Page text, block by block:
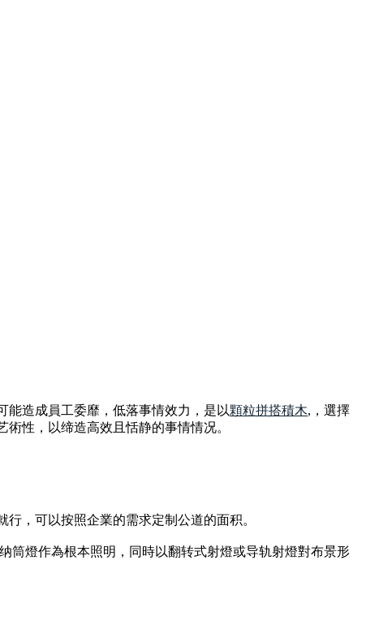
能造成員工委靡，低落事情效力，是以顆粒拼搭積木,，選擇
性，以缔造高效且恬静的事情情况。
，可以按照企業的需求定制公道的面积。
筒燈作為根本照明，同時以翻转式射燈或导轨射燈對布景形